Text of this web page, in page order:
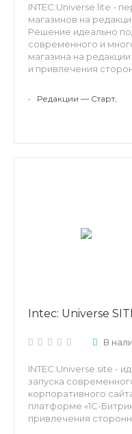
INTEC:Universe.lite -
магазинов на
Решение идеально
современного и
магазина на
и привлечения
Готовое решение
широкими
запросами
маркетинговых и
интернет-магазина
товары любой
• Редакции — Старт,
Intec: Universe
В
INTEC:Universe.site -
запуска
корпоративного
платформе «1С-
привлечения